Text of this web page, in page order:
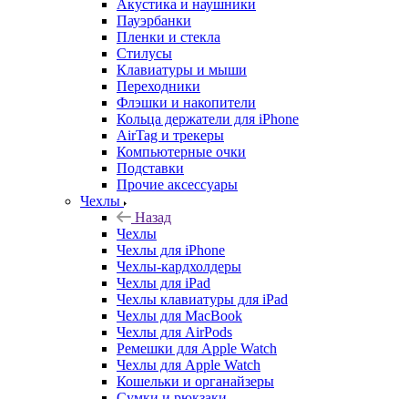
Акустика и наушники
Пауэрбанки
Пленки и стекла
Стилусы
Клавиатуры и мыши
Переходники
Флэшки и накопители
Кольца держатели для iPhone
AirTag и трекеры
Компьютерные очки
Подставки
Прочие аксессуары
Чехлы
Назад
Чехлы
Чехлы для iPhone
Чехлы-кардхолдеры
Чехлы для iPad
Чехлы клавиатуры для iPad
Чехлы для MacBook
Чехлы для AirPods
Ремешки для Apple Watch
Чехлы для Apple Watch
Кошельки и органайзеры